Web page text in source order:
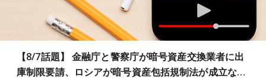
【8/7話題】 金融庁と警察庁が暗号資産交換業者に出
庫制限要請、ロシアが暗号資産包括規制法が成立な…